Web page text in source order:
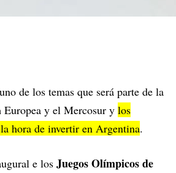
de los temas que será parte de la
y el Mercosur y los
hora de invertir en Argentina.
e los Juegos Olímpicos de